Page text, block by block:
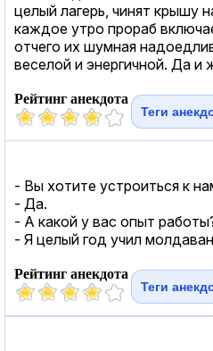
целый лагерь, чинят крышу
каждое утро прораб
отчего их шумная
веселой и энергичной. Да и
Рейтинг анекдота
Теги
- Вы хотите устроиться к
- Да.
- А какой у вас опыт
- Я целый год учил
Рейтинг анекдота
Теги